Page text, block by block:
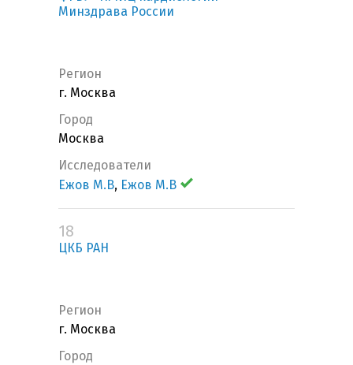
Минздрава России
Регион
г. Москва
Город
Москва
Исследователи
Ежов М.В, Ежов М.В
18
ЦКБ РАН
Регион
г. Москва
Город